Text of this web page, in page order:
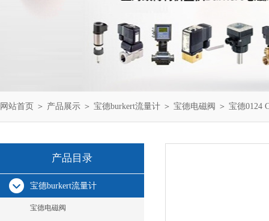
网站首页 ＞ 产品展示 ＞ 宝德burkert流量计 ＞ 宝德电磁阀 ＞ 宝德0124
产品目录
宝德burkert流量计
宝德电磁阀